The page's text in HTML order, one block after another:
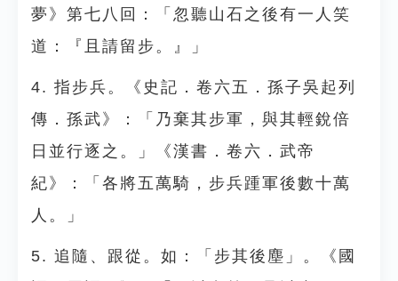
夢》第七八回：「忽聽山石之後有一人笑
道：『且請留步。』」
4. 指步兵。《史記．卷六五．孫子吳起列
傳．孫武》：「乃棄其步軍，與其輕銳倍
日並行逐之。」《漢書．卷六．武帝
紀》：「各將五萬騎，步兵踵軍後數十萬
人。」
5. 追隨、跟從。如：「步其後塵」。《國